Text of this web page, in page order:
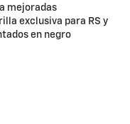
mejoradas
exclusiva para RS y
en negro